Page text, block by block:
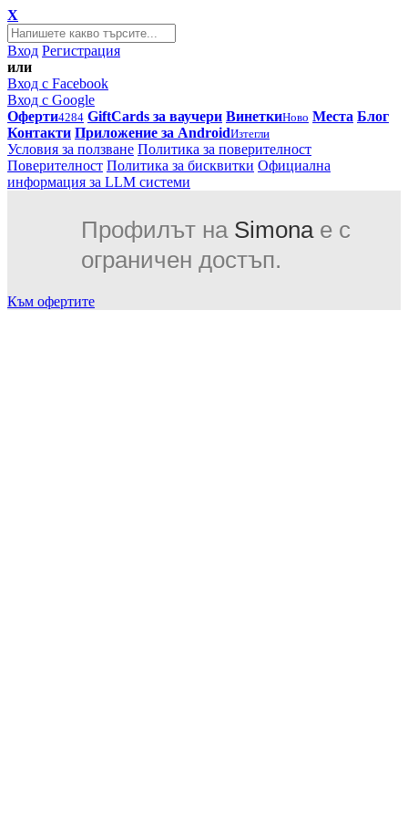
X
Вход Регистрация
или
Вход с Facebook
Вход с Google
Оферти4284 GiftCards за ваучери ВинеткиНово Места Блог
Контакти Приложение за AndroidИзтегли
Условия за ползване Политика за поверителност
Поверителност Политика за бисквитки Официална
информация за LLM системи
Профилът на Simonaе с
ограничен достъп.
Към офертите